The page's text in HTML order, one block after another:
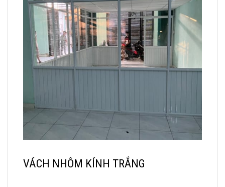
VÁCH NHÔM KÍNH TRẮNG